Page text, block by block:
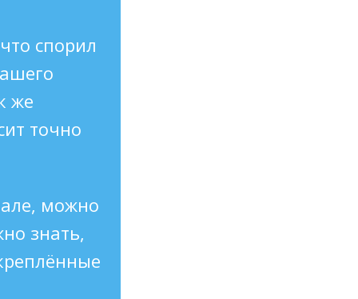
спорил
же
точно
можно
знать,